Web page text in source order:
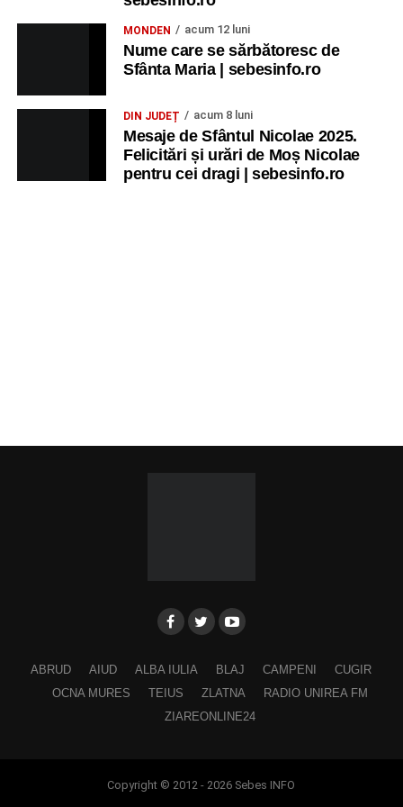
JOI, 27 AUGUST 2026
Grădina Muzeului Municipal „Ioan
Raica” Sebeș
Sărbătoarea Seniorilor
– festivitatea de
Participă:
Georgiana Petrescu
Georgiana Pavelescu
Alina Andrei
Anamaria Ghenescu
MONDEN acum 12 luni
Nume care se sărbătoresc de
Sfânta Maria | sebesinfo.ro
DIN JUDEȚ acum 8 luni
Mesaje de Sfântul Nicolae 2025.
Felicitări și urări de Moș Nicolae
pentru cei dragi | sebesinfo.ro
ABRUD AIUD ALBA IULIA BLAJ CAMPENI
CUGIR
OCNA MURES
TEIUS ZLATNA
RADIO UNIREA FM
ZIAREONLINE24
Copyright © 2012 - 2026 Sebes INFO